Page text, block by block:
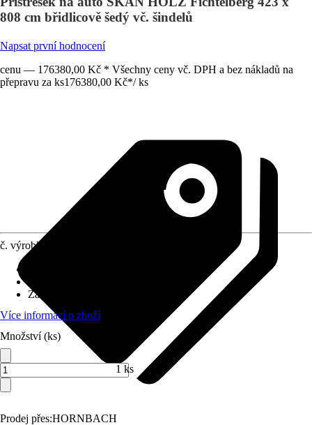
808 cm břidlicově šedý vč. šindelů
Napsat první hodnocení
cenu — 176380,00 Kč * Všechny ceny vč. DPH a bez nákladů na
přepravu za ks176380,00 Kč*/ ks
Prodej přes:HORNBACH
č. výrobku
Zatížení sněhem
Více informací o zboží
Množství (ks)
1 ks